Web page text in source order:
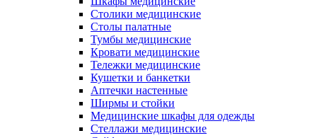
Столики медицинские
Столы палатные
Тумбы медицинские
Кровати медицинские
Тележки медицинские
Кушетки и банкетки
Аптечки настенные
Ширмы и стойки
Медицинские шкафы для одежды
Стеллажи медицинские